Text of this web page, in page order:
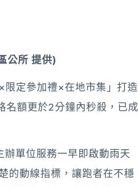
公所 提供)
限定參加禮×在地市集」打造
額更於2分鐘內秒殺，已成
單位服務一早即啟動雨天
的動線指標，讓跑者在不穩